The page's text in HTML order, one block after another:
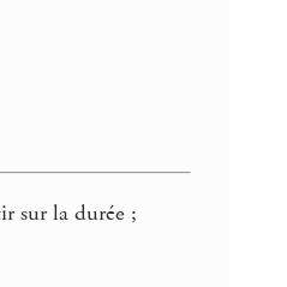
sur la durée ;